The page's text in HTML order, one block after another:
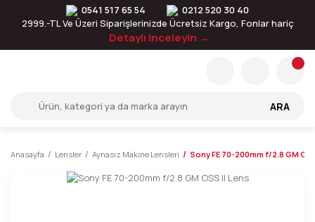
0541 517 65 54
0212 520 30 40
2999.-TL Ve Üzeri Siparişlerinizde Ücretsiz Kargo, Fonlar hariç
Detaylı inceleyin →
ARA
Anasayfa Lensler Aynasız Makine Lensleri Sony FE 70-200mm f/2.8 GM